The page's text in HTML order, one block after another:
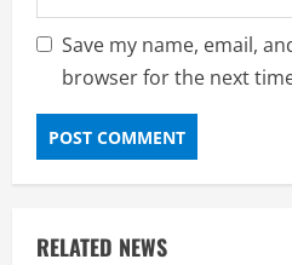
Save my name, email,
browser for the next
RELATED NEWS